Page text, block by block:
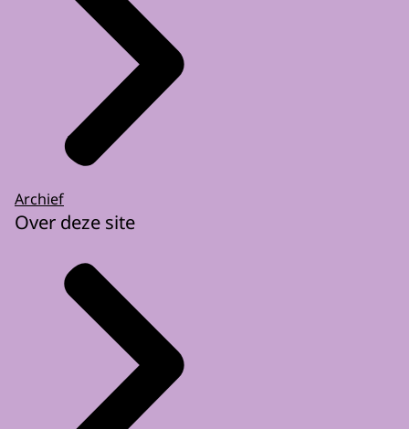
Archief
Over deze site